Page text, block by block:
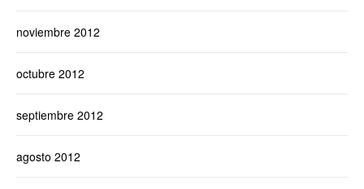
noviembre 2012
octubre 2012
septiembre 2012
agosto 2012